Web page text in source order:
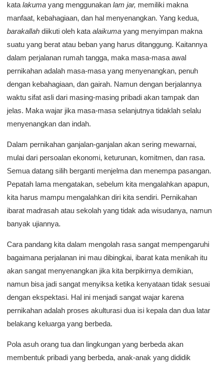
kata lakuma yang menggunakan lam jar, memiliki makna
manfaat, kebahagiaan, dan hal menyenangkan. Yang kedua,
barakallah diikuti oleh kata alaikuma yang menyimpan makna
suatu yang berat atau beban yang harus ditanggung. Kaitannya
dalam perjalanan rumah tangga, maka masa-masa awal
pernikahan adalah masa-masa yang menyenangkan, penuh
dengan kebahagiaan, dan gairah. Namun dengan berjalannya
waktu sifat asli dari masing-masing pribadi akan tampak dan
jelas. Maka wajar jika masa-masa selanjutnya tidaklah selalu
menyenangkan dan indah.
Dalam pernikahan ganjalan-ganjalan akan sering mewarnai,
mulai dari persoalan ekonomi, keturunan, komitmen, dan rasa.
Semua datang silih berganti menjelma dan menempa pasangan.
Pepatah lama mengatakan, sebelum kita mengalahkan apapun,
kita harus mampu mengalahkan diri kita sendiri. Pernikahan
ibarat madrasah atau sekolah yang tidak ada wisudanya, namun
banyak ujiannya.
Cara pandang kita dalam mengolah rasa sangat mempengaruhi
bagaimana perjalanan ini mau dibingkai, ibarat kata menikah itu
akan sangat menyenangkan jika kita berpikirnya demikian,
namun bisa jadi sangat menyiksa ketika kenyataan tidak sesuai
dengan ekspektasi. Hal ini menjadi sangat wajar karena
pernikahan adalah proses akulturasi dua isi kepala dan dua latar
belakang keluarga yang berbeda.
Pola asuh orang tua dan lingkungan yang berbeda akan
membentuk pribadi yang berbeda, anak-anak yang dididik